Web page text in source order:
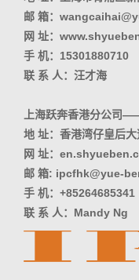
邮 箱：
网 址：
手 机：15301880710
联 系 人：汪才海
上海跃奔香港分公司
地 址：香港湾仔皇后
网 址：
邮 箱: ipcfhk@yue-
手 机：+85264685341
联 系 人：Mandy Ng